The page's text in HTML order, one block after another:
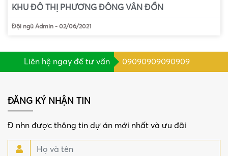
KHU ĐÔ THỊ PHƯƠNG ĐÔNG VÂN ĐỒN
Đội ngũ Admin - 02/06/2021
Liên hệ ngay để tư vấn 09090909090909
ĐĂNG KÝ NHẬN TIN
Đ nhn được thông tin dự án mới nhất và ưu đãi